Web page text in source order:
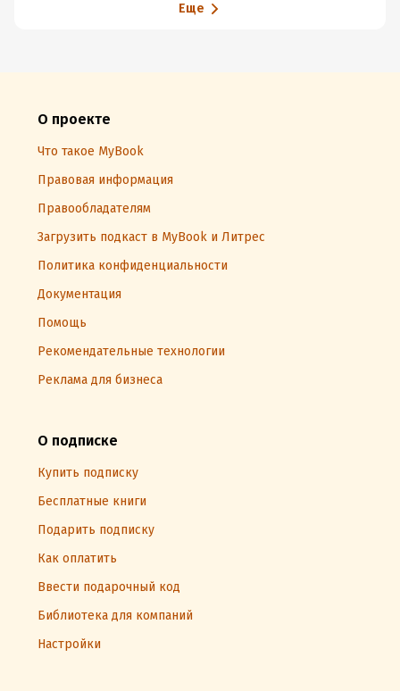
Еще
О проекте
Что такое MyBook
Правовая информация
Правообладателям
Загрузить подкаст в MyBook и Литрес
Политика конфиденциальности
Документация
Помощь
Рекомендательные технологии
Реклама для бизнеса
О подписке
Купить подписку
Бесплатные книги
Подарить подписку
Как оплатить
Ввести подарочный код
Библиотека для компаний
Настройки